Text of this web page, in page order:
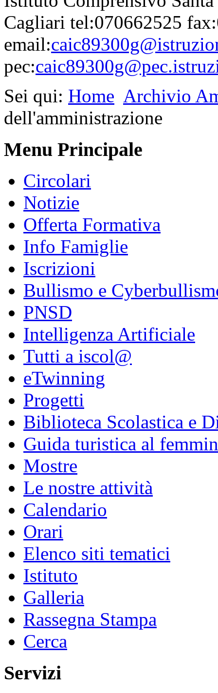
Cagliari tel:070662525
email:
pec:
Sei qui: Home Archivio
dell'amministrazione
Menu Principale
Circolari
Notizie
Offerta Formativa
Info Famiglie
Iscrizioni
Bullismo e
PNSD
Intelligenza Artificiale
Tutti a iscol@
eTwinning
Progetti
Biblioteca Scolastica e
Guida turistica al
Mostre
Le nostre attività
Calendario
Orari
Elenco siti tematici
Istituto
Galleria
Rassegna Stampa
Cerca
Servizi